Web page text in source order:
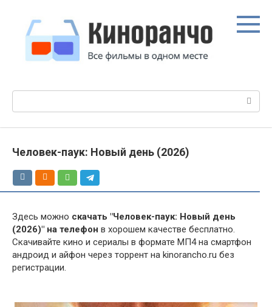
контенту
Человек-паук: Новый день (2026)
Здесь можно скачать "Человек-паук: Новый день
(2026)" на телефон в хорошем качестве бесплатно.
Скачивайте кино и сериалы в формате МП4 на смартфон
андроид и айфон через торрент на kinorancho.ru без
регистрации.